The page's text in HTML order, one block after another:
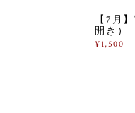
【7月
開き）
¥1,500